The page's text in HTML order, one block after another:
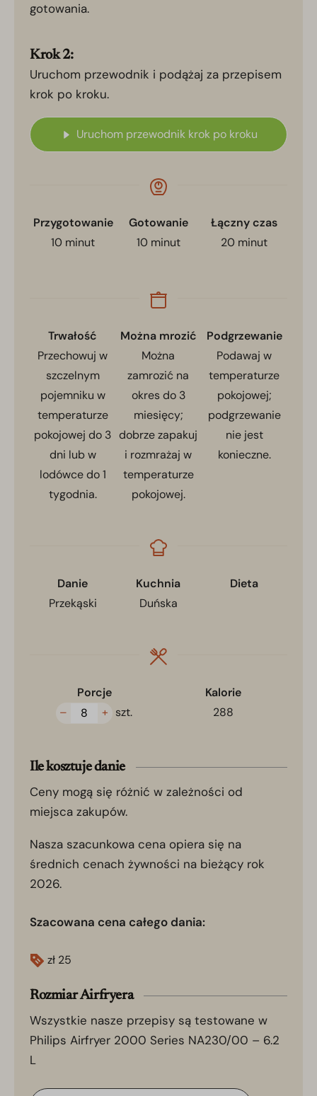
gotowania.
Krok 2:
Uruchom przewodnik i podążaj za przepisem
krok po kroku.
Uruchom przewodnik krok po kroku
Przygotowanie
10 minut
Gotowanie
10 minut
Łączny czas
20 minut
Trwałość
Przechowuj w
szczelnym
pojemniku w
temperaturze
pokojowej do 3
dni lub w
lodówce do 1
tygodnia.
Można mrozić
Można
zamrozić na
okres do 3
miesięcy;
dobrze zapakuj
i rozmrażaj w
temperaturze
pokojowej.
Podgrzewanie
Podawaj w
temperaturze
pokojowej;
podgrzewanie
nie jest
konieczne.
Danie
Przekąski
Kuchnia
Duńska
Dieta
Porcje
–
+ szt.
Kalorie
288
Ile kosztuje danie
Ceny mogą się różnić w zależności od
miejsca zakupów.
Nasza szacunkowa cena opiera się na
średnich cenach żywności na bieżący rok
2026.
Szacowana cena całego dania:
zł 25
Rozmiar Airfryera
Wszystkie nasze przepisy są testowane w
Philips Airfryer 2000 Series NA230/00 – 6.2
L